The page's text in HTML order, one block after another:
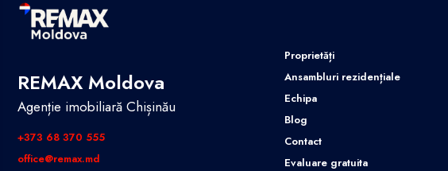
REMAX Moldova
Agenție imobiliară Chișinău
+373 68 370 555
office@remax.md
Proprietăți
Ansambluri rezidențiale
Echipa
Blog
Contact
Evaluare gratuita